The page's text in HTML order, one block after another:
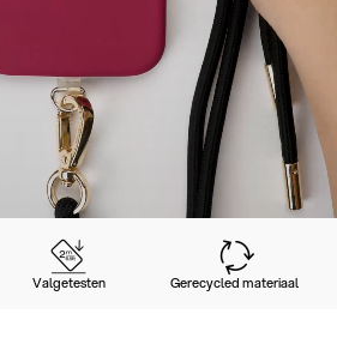
Valgetesten Gerecycled materiaal